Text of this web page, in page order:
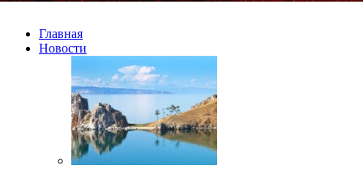
Главная
Новости